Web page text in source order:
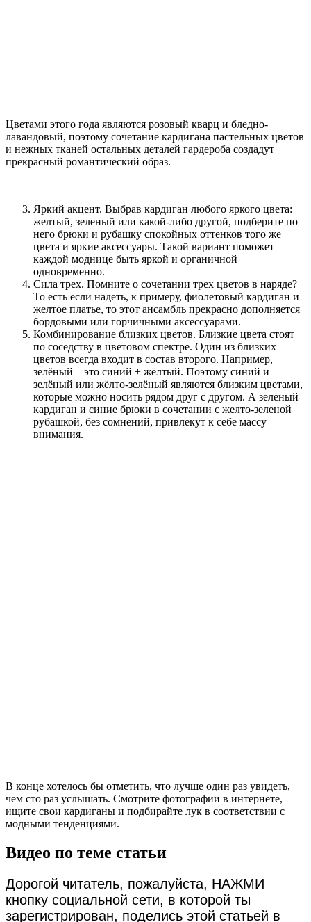
Цветами этого года являются розовый кварц и бледно-
лавандовый, поэтому сочетание кардигана пастельных цветов
и нежных тканей остальных деталей гардероба создадут
прекрасный романтический образ.
Яркий акцент. Выбрав кардиган любого яркого цвета:
желтый, зеленый или какой-либо другой, подберите по
него брюки и рубашку спокойных оттенков того же
цвета и яркие аксессуары. Такой вариант поможет
каждой моднице быть яркой и органичной
одновременно.
Сила трех. Помните о сочетании трех цветов в наряде?
То есть если надеть, к примеру, фиолетовый кардиган и
желтое платье, то этот ансамбль прекрасно дополняется
бордовыми или горчичными аксессуарами.
Комбинирование близких цветов. Близкие цвета стоят
по соседству в цветовом спектре. Один из близких
цветов всегда входит в состав второго. Например,
зелёный – это синий + жёлтый. Поэтому синий и
зелёный или жёлто-зелёный являются близким цветами,
которые можно носить рядом друг с другом. А зеленый
кардиган и синие брюки в сочетании с желто-зеленой
рубашкой, без сомнений, привлекут к себе массу
внимания.
В конце хотелось бы отметить, что лучше один раз увидеть,
чем сто раз услышать. Смотрите фотографии в интернете,
ищите свои кардиганы и подбирайте лук в соответствии с
модными тенденциями.
Видео по теме статьи
Дорогой читатель, пожалуйста, НАЖМИ
кнопку социальной сети, в которой ты
зарегистрирован, поделись этой статьей в